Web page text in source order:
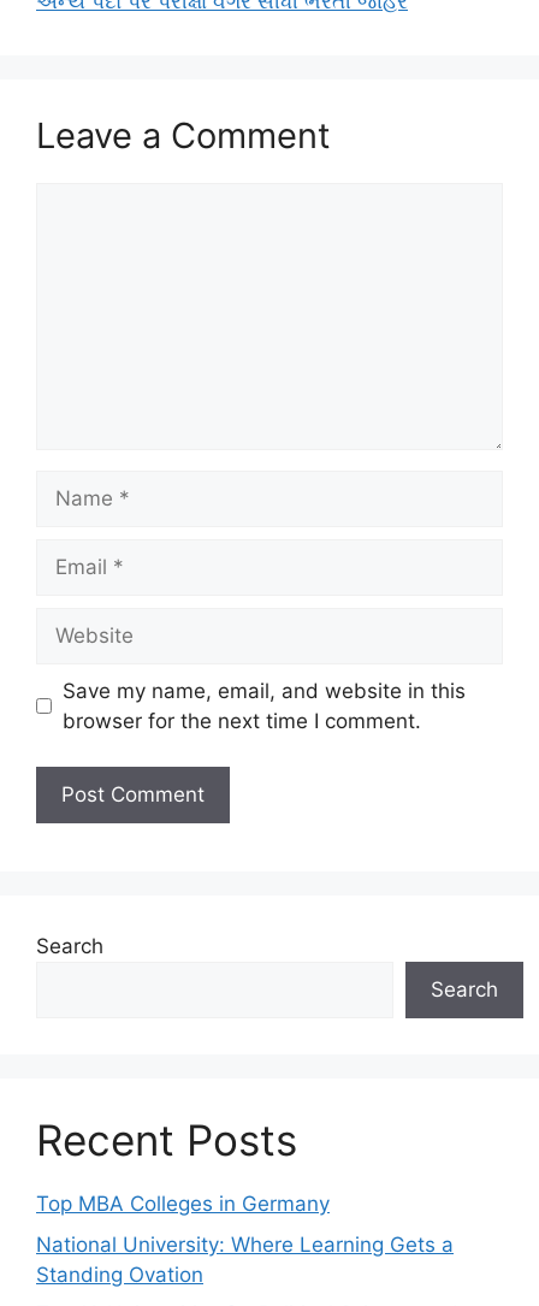
Leave a Comment
Save my name, email, and website in this
browser for the next time I comment.
Search
Search
Recent Posts
Top MBA Colleges in Germany
National University: Where Learning Gets a
Standing Ovation